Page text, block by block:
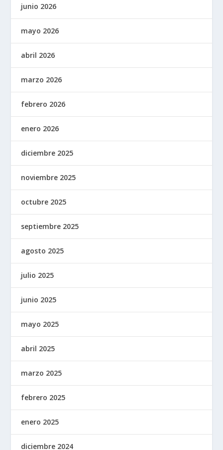
junio 2026
mayo 2026
abril 2026
marzo 2026
febrero 2026
enero 2026
diciembre 2025
noviembre 2025
octubre 2025
septiembre 2025
agosto 2025
julio 2025
junio 2025
mayo 2025
abril 2025
marzo 2025
febrero 2025
enero 2025
diciembre 2024